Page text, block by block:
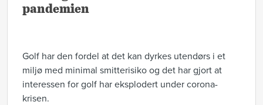
pandemien
Golf har den fordel at det kan dyrkes utendørs i et
miljø med minimal smitterisiko og det har gjort at
interessen for golf har eksplodert under corona-
krisen.